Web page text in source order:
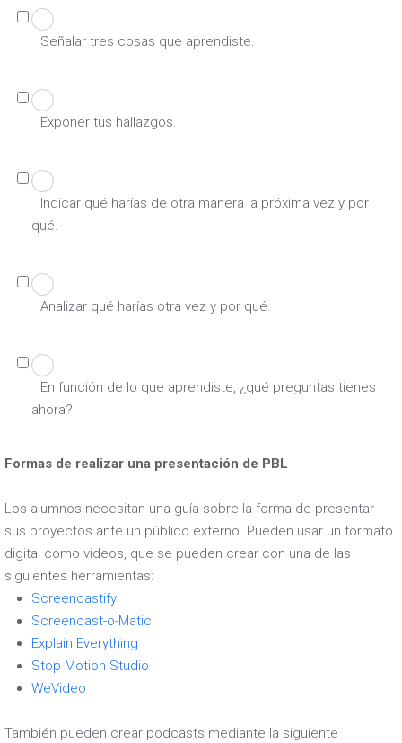
Señalar tres cosas que aprendiste.
Exponer tus hallazgos.
Indicar qué harías de otra manera la próxima vez y por
qué.
Analizar qué harías otra vez y por qué.
En función de lo que aprendiste, ¿qué preguntas tienes
ahora?
Formas de realizar una presentación de PBL
Los alumnos necesitan una guía sobre la forma de presentar
sus proyectos ante un público externo. Pueden usar un formato
digital como videos, que se pueden crear con una de las
siguientes herramientas:
Screencastify
Screencast-o-Matic
Explain Everything
Stop Motion Studio
WeVideo
También pueden crear podcasts mediante la siguiente